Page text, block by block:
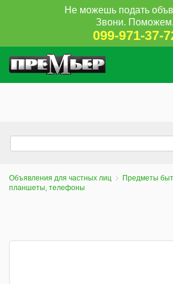
Не можешь подать
Звони. Поможем.
099-971-37-
Объявления для частных лиц Предметы
планшеты, телефоны